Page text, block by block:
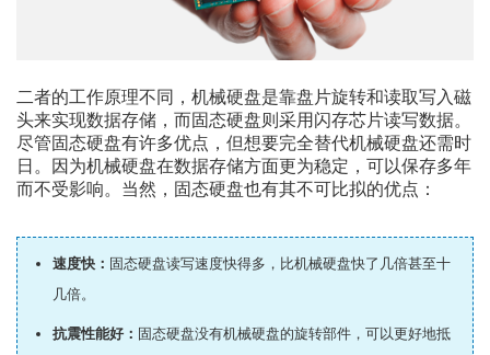
二者的工作原理不同，机械硬盘是靠盘片旋转和读取写入磁
头来实现数据存储，而固态硬盘则采用闪存芯片读写数据。
尽管固态硬盘有许多优点，但想要完全替代机械硬盘还需时
日。因为机械硬盘在数据存储方面更为稳定，可以保存多年
而不受影响。当然，固态硬盘也有其不可比拟的优点：
速度快： 固态硬盘读写速度快得多，比机械硬盘快了几倍甚至十
几倍。
抗震性能好： 固态硬盘没有机械硬盘的旋转部件，可以更好地抵